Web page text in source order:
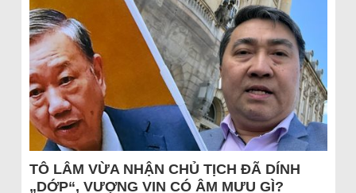
TÔ LÂM VỪA NHẬN CHỦ TỊCH ĐÃ DÍNH
„DỚP“, VƯỢNG VIN CÓ ÂM MƯU GÌ?